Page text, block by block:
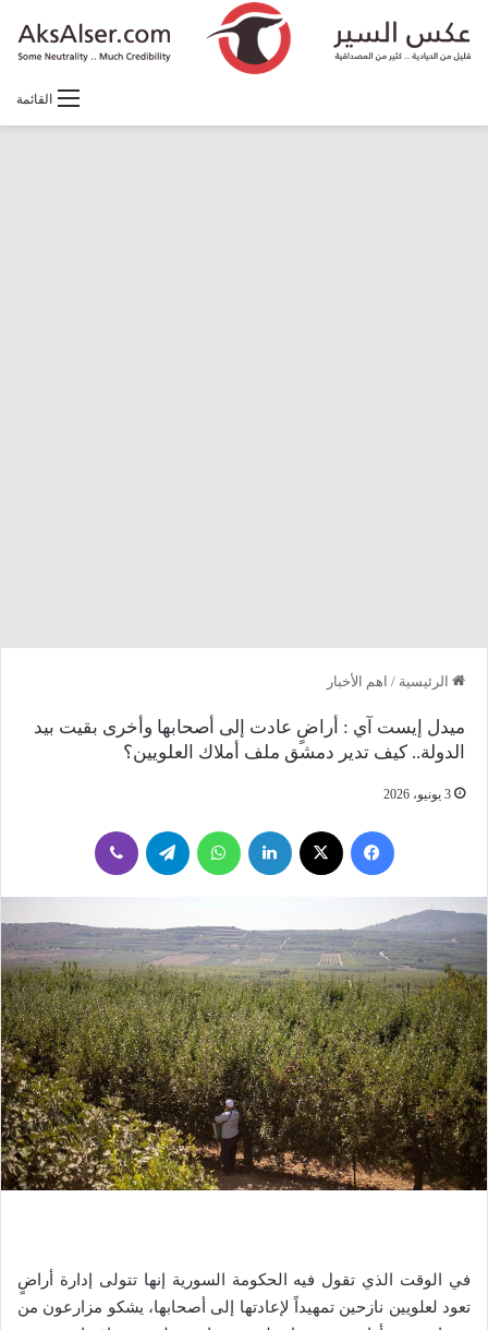
القائمة
الرئيسية / اهم الأخبار
ميدل إيست آي : أراضٍ عادت إلى أصحابها وأخرى بقيت بيد
الدولة.. كيف تدير دمشق ملف أملاك العلويين؟
3 يونيو، 2026
فيسبوك لينكدإن واتساب تيلقرام
في الوقت الذي تقول فيه الحكومة السورية إنها تتولى إدارة أراضٍ
تعود لعلويين نازحين تمهيداً لإعادتها إلى أصحابها، يشكو مزارعون من